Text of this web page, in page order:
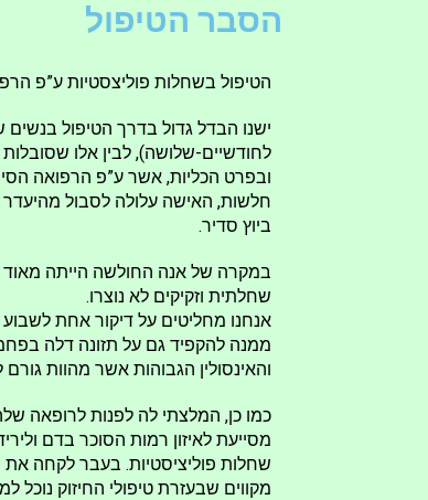
הסבר הטיפול
הטיפול בשחלות פוליצסטיות ע”פ
ישנו הבדל גדול בדרך הטיפול
לחודשיים-שלושה), לבין אלו
ובפרט הכליות, אשר ע”פ הרפואה
חלשות, האישה עלולה לסבול
ביוץ סדיר.
במקרה של אנה החולשה הייתה מאוד
שחלתית וזקיקים לא נוצרו.
אנחנו מחליטים על דיקור אחת
ממנה להקפיד גם על תזונה דלה
והאינסולין הגבוהות אשר מהוות
כמו כן, המלצתי לה לפנות לרופאה
מסייעת לאיזון רמות הסוכר בדם
שחלות פוליציסטיות. בעבר לקחה את
מקווים שבעזרת טיפולי החיזוק נוכל